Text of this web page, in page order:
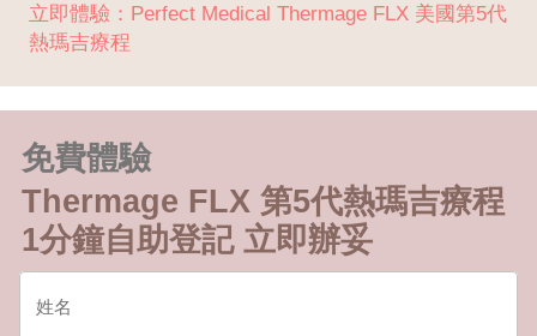
立即體驗：Perfect Medical Thermage FLX 美國第5代
熱瑪吉療程
免費體驗
Thermage FLX 第5代熱瑪吉療程
1分鐘自助登記 立即辦妥